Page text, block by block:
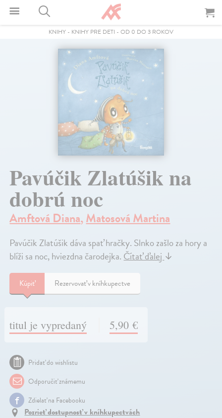
KNIHY - KNIHY PRE DETI - OD 0 DO 3 ROKOV
Pavúčik Zlatúšik na
dobrú noc
Amftová Diana,Matosová Martina
Pavúčik Zlatúšik dáva spať hračky. Slnko zašlo za hory a
blíži sa noc, hviezdna čarodejka. Čítať ďalej ↓
Kúpiť Rezervovať v kníhkupectve
titul je vypredaný 5,90 €
Pridať do wishlistu
Odporučiť známemu
Zdielať na Facebooku
Pozrieť dostupnosť v kníhkupectvách